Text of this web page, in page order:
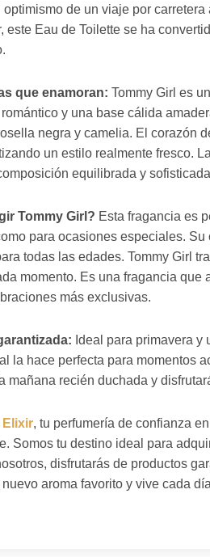
optimismo de un viaje por
este Eau de Toilette se ha
que enamoran: Tommy Girl es
y una base cálida
negra y camelia. El corazón
un estilo realmente fresco.
equilibrada y
Tommy Girl? Esta fragancia es
para ocasiones especiales.
todas las edades. Tommy Girl
momento. Es una fragancia
más exclusivas.
Ideal para primavera y
la hace perfecta para momentos
mañana recién duchada y
Elixir, tu perfumería de confianza
Somos tu destino ideal para
disfrutarás de productos
nuevo aroma favorito y vive cada